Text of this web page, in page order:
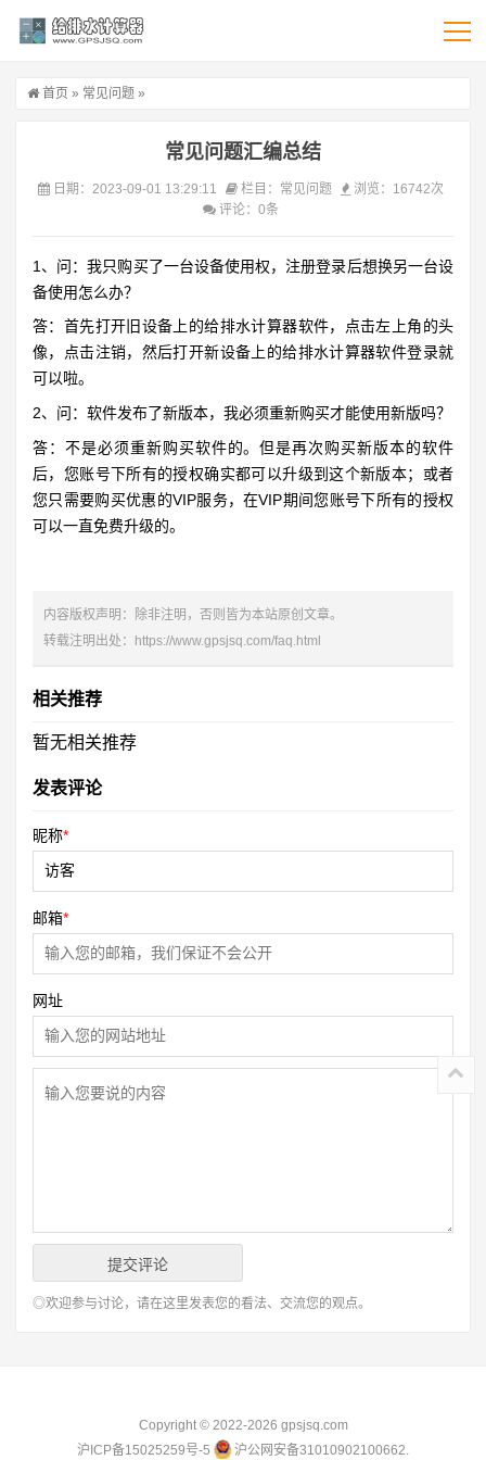
首页 » 常见问题 »
常见问题汇编总结
日期：2023-09-01 13:29:11 栏目： 常见问题
浏览：16742次
评论：0条
1、问：我只购买了一台设备使用权，注册登录后想换另一台设
备使用怎么办？
答：首先打开旧设备上的给排水计算器软件，点击左上角的头
像，点击注销，然后打开新设备上的给排水计算器软件登录就
可以啦。
2、问：软件发布了新版本，我必须重新购买才能使用新版吗？
答：不是必须重新购买软件的。但是再次购买新版本的软件
后，您账号下所有的授权确实都可以升级到这个新版本；或者
您只需要购买优惠的VIP服务，在VIP期间您账号下所有的授权
可以一直免费升级的。
内容版权声明：除非注明，否则皆为本站原创文章。
转载注明出处： https://www.gpsjsq.com/faq.html
相关推荐
暂无相关推荐
发表评论
昵称*
邮箱*
网址
◎欢迎参与讨论，请在这里发表您的看法、交流您的观点。
Copyright © 2022-2026 gpsjsq.com
沪ICP备15025259号-5
沪公网安备31010902100662.